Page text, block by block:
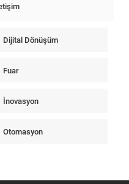
Dijital Dönüşüm
Fuar
İnovasyon
Otomasyon